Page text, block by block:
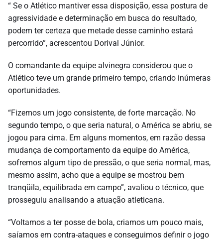
“ Se o Atlético mantiver essa disposição, essa postura de
agressividade e determinação em busca do resultado,
podem ter certeza que metade desse caminho estará
percorrido”, acrescentou Dorival Júnior.
O comandante da equipe alvinegra considerou que o
Atlético teve um grande primeiro tempo, criando inúmeras
oportunidades.
“Fizemos um jogo consistente, de forte marcação. No
segundo tempo, o que seria natural, o América se abriu, se
jogou para cima. Em alguns momentos, em razão dessa
mudança de comportamento da equipe do América,
sofremos algum tipo de pressão, o que seria normal, mas,
mesmo assim, acho que a equipe se mostrou bem
tranqüila, equilibrada em campo”, avaliou o técnico, que
prosseguiu analisando a atuação atleticana.
“Voltamos a ter posse de bola, criamos um pouco mais,
saíamos em contra-ataques e conseguimos definir o jogo